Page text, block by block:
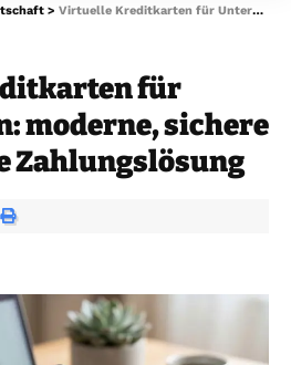
> Virtuelle Kreditkarten für Unternehmen: moderne, sichere und effiziente Zahlungslösung
für
moderne, sichere
Zahlungslösung